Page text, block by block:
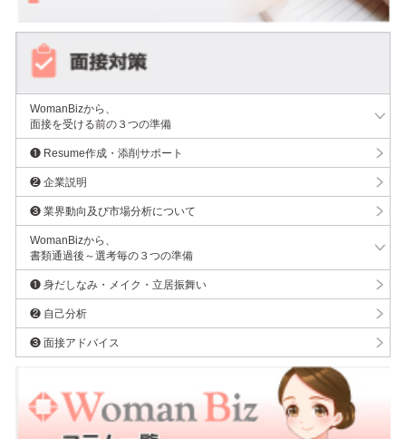
WomanBizから、
面接を受ける前の３つの準備
❶ Resume作成・添削サポート
❷ 企業説明
❸ 業界動向及び市場分析について
WomanBizから、
書類通過後～選考毎の３つの準備
❶ 身だしなみ・メイク・立居振舞い
❷ 自己分析
❸ 面接アドバイス